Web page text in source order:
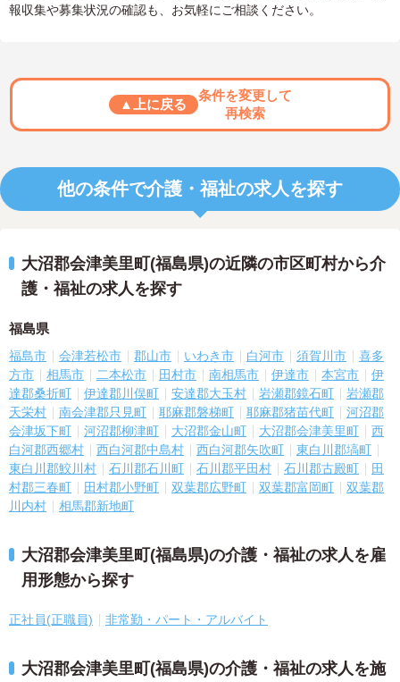
報収集や募集状況の確認も、お気軽にご相談ください。
▲上に戻る
条件を変更して
再検索
他の条件で介護・福祉の求人を探す
大沼郡会津美里町(福島県)の近隣の市区町村から介
護・福祉の求人を探す
福島県
福島市 会津若松市 郡山市 いわき市 白河市 須賀川市
喜多
方市
相馬市 二本松市 田村市 南相馬市 伊達市 本宮市
伊
達郡桑折町
伊達郡川俣町 安達郡大玉村 岩瀬郡鏡石町
岩瀬郡
天栄村
南会津郡只見町 耶麻郡磐梯町 耶麻郡猪苗代町
河沼郡
会津坂下町
河沼郡柳津町 大沼郡金山町 大沼郡会津美里町
西
白河郡西郷村
西白河郡中島村 西白河郡矢吹町
東白川郡塙町
東白川郡鮫川村
石川郡石川町 石川郡平田村 石川郡古殿町
田
村郡三春町
田村郡小野町 双葉郡広野町 双葉郡富岡町
双葉郡
川内村
相馬郡新地町
大沼郡会津美里町(福島県)の介護・福祉の求人を雇
用形態から探す
正社員(正職員) 非常勤・パート・アルバイト
大沼郡会津美里町(福島県)の介護・福祉の求人を施